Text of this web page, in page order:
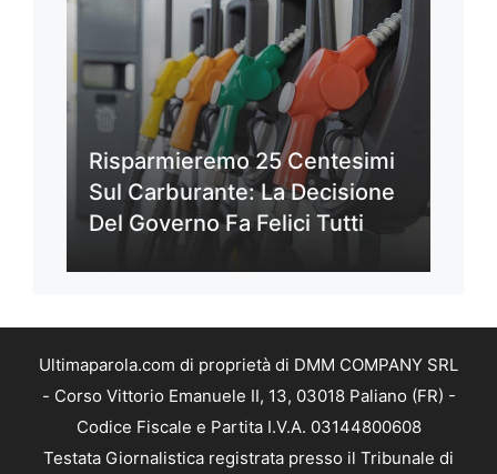
Risparmieremo 25 Centesimi
Sul Carburante: La Decisione
Del Governo Fa Felici Tutti
Ultimaparola.com di proprietà di DMM COMPANY SRL
- Corso Vittorio Emanuele II, 13, 03018 Paliano (FR) -
Codice Fiscale e Partita I.V.A. 03144800608
Testata Giornalistica registrata presso il Tribunale di